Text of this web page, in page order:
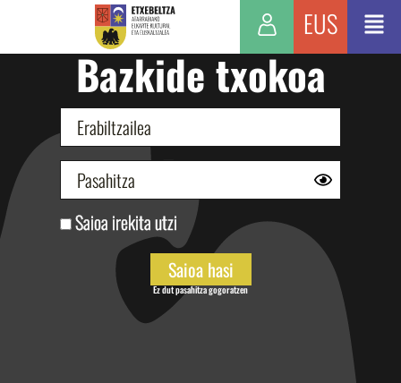
EUS
Bazkide txokoa
Saioa irekita utzi
Ez dut pasahitza gogoratzen